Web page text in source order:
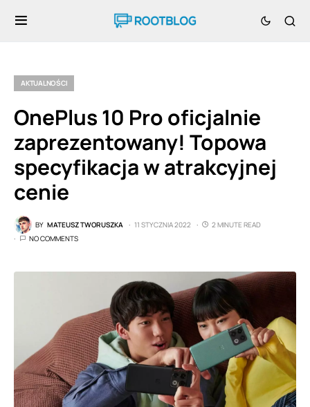
AKTUALNOŚCI
OnePlus 10 Pro oficjalnie
zaprezentowany! Topowa
specyfikacja w atrakcyjnej
cenie
BY MATEUSZ TWORUSZKA 11 STYCZNIA 2022
2 MINUTE READ
NO COMMENTS